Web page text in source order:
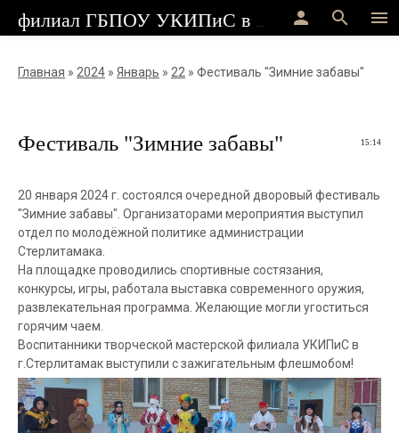
menu
search
person
Главная » 2024 » Январь » 22 » Фестиваль "Зимние забавы"
15:14
Фестиваль "Зимние забавы"
20 января 2024 г. состоялся очередной дворовый фестиваль
"Зимние забавы". Организаторами мероприятия выступил
отдел по молодëжной политике администрации
Стерлитамака.
На площадке проводились спортивные состязания,
конкурсы, игры, работала выставка современного оружия,
развлекательная программа. Желающие могли угоститься
горячим чаем.
Воспитанники творческой мастерской филиала УКИПиС в
г.Стерлитамак выступили с зажигательным флешмобом!